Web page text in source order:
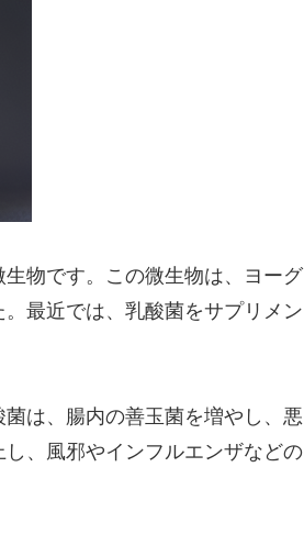
物です。この微生物は、ヨーグ
最近では、乳酸菌をサプリメン
は、腸内の善玉菌を増やし、悪
、風邪やインフルエンザなどの